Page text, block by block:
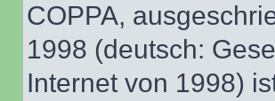
COPPA,
1998 (deutsch:
Internet von 1998)